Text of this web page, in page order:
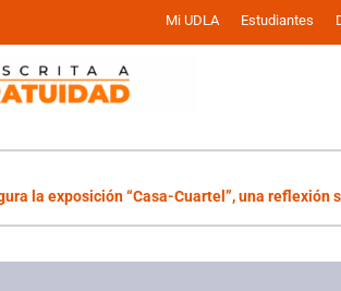
Mi UDLA Estudiantes
la exposición “Casa-Cuartel”, una